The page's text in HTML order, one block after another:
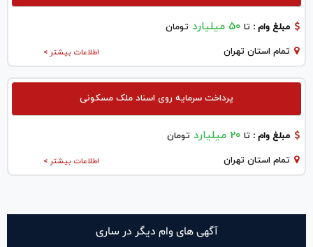
مبلغ وام : تا 50 میلیارد تومان
اطلاعات بیشتر > تمام استان تهران
پرداخت سرمایه روی اسناد ملک مسکونی
مبلغ وام : تا 20 میلیارد تومان
اطلاعات بیشتر > تمام استان تهران
آگهی های وام دیگر در ساری